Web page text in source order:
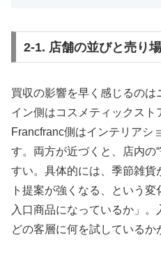
2-1. 店舗の並びと売り
買収の影響を早く感じるの
イン側はコスメティックスト
Francfranc側はインテリアシ
す。両方が近づくと、店内の
すい。具体的には、季節雑貨
ト提案が強くなる、という
入口商品になっているか」
どの客層に何を試しているか